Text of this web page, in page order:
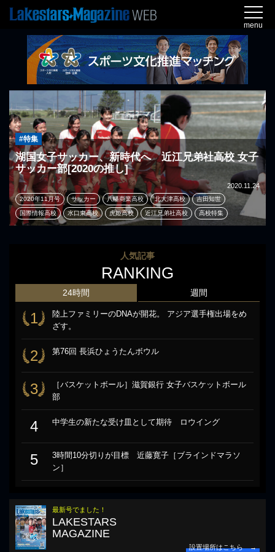
menu
#特集
湖国女子サッカー、新時代へ 近江兄弟社高校 女子
サッカー部[2020の推し]
2020.11.24
2020年11月号 サッカー 八幡商業高校 北大津高校 吉田知世
国際情報高校 水口東高校 虎姫高校 近江兄弟社高校 高校特集
人気記事
RANKING
24時間
1
陸上ファミリーのDNAが開花。 アジア選手権出場をめ
ざす。
2 第76回 長浜ひょうたんボウル
3
［バスケットボール］滋賀銀行 女子バスケットボール
部
4 中学生の新たな受け皿として期待 ロウイング
5
3時間10分切りが目標 近藤寛子［ブラインドマラソ
ン］
週間
最新号でました！
LAKESTARS
MAGAZINE
設置場所はこちら →